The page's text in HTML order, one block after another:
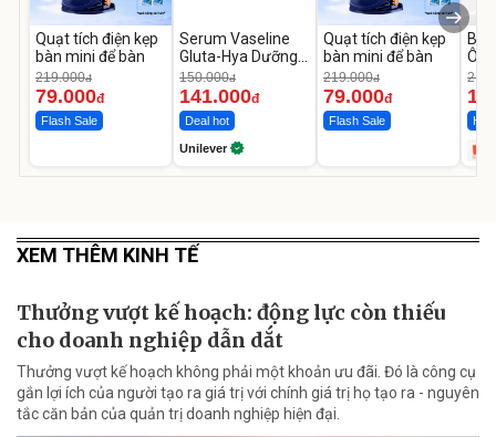
Quạt tích điện kẹp
bàn mini để bàn
219.000đ
79.000đ
Flash Sale
Serum Vaseline
Gluta-Hya Dưỡng
Da Sáng Mịn Sau 7
Ngày
150.000đ
141.000đ
Deal hot
Unilever
Quạt tích điện kẹp
bàn mini để bàn
219.000đ
79.000đ
Flash Sale
Ô
Hot
XEM THÊM KINH TẾ
Thưởng vượt kế hoạch: động lực còn thiếu
cho doanh nghiệp dẫn dắt
Thưởng vượt kế hoạch không phải một khoản ưu đãi. Đó là công cụ
gắn lợi ích của người tạo ra giá trị với chính giá trị họ tạo ra - nguyên
tắc căn bản của quản trị doanh nghiệp hiện đại.